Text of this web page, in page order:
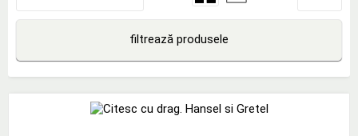
filtrează produsele